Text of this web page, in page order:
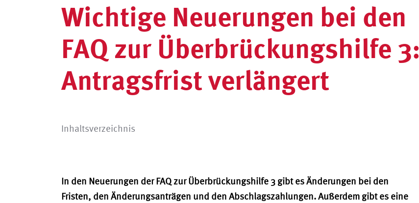
Wichtige Neuerungen bei den
FAQ zur Überbrückungshilfe 3:
Antragsfrist verlängert
Inhaltsverzeichnis
In den Neuerungen der FAQ zur Überbrückungshilfe 3 gibt es Änderungen bei den
Fristen, den Änderungsanträgen und den Abschlagszahlungen. Außerdem gibt es eine